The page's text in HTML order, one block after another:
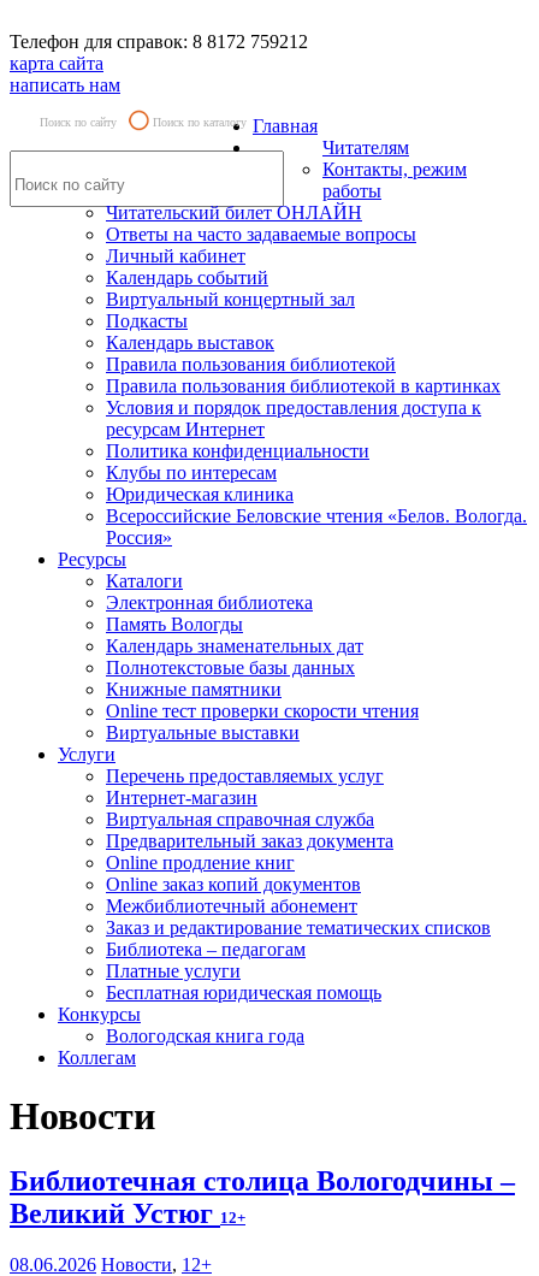
Телефон для справок: 8 8172 759212
карта сайта
написать нам
Поиск по сайту Поиск по каталогу Главная
Читателям
Контакты, режим
работы
Читательский билет ОНЛАЙН
Ответы на часто задаваемые вопросы
Личный кабинет
Календарь событий
Виртуальный концертный зал
Подкасты
Календарь выставок
Правила пользования библиотекой
Правила пользования библиотекой в картинках
Условия и порядок предоставления доступа к
ресурсам Интернет
Политика конфиденциальности
Клубы по интересам
Юридическая клиника
Всероссийские Беловские чтения «Белов. Вологда.
Россия»
Ресурсы
Каталоги
Электронная библиотека
Память Вологды
Календарь знаменательных дат
Полнотекстовые базы данных
Книжные памятники
Online тест проверки скорости чтения
Виртуальные выставки
Услуги
Перечень предоставляемых услуг
Интернет-магазин
Виртуальная справочная служба
Предварительный заказ документа
Online продление книг
Online заказ копий документов
Межбиблиотечный абонемент
Заказ и редактирование тематических списков
Библиотека – педагогам
Платные услуги
Бесплатная юридическая помощь
Конкурсы
Вологодская книга года
Коллегам
Новости
Библиотечная столица Вологодчины –
Великий Устюг 12+
08.06.2026 Новости, 12+